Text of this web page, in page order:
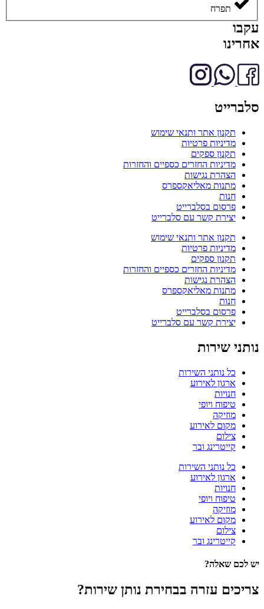
תפרח
עקבו
אחרינו
סלברייט
תקנון אתר ותנאי שימוש
מדיניות פרטיות
תקנון ספקים
מדיניות החזרים כספיים והחזרות
הצהרת נגישות
מתנות מאליאקספרס
חנות
פרסום בסלברייט
יצירת קשר עם סלברייט
תקנון אתר ותנאי שימוש
מדיניות פרטיות
תקנון ספקים
מדיניות החזרים כספיים והחזרות
הצהרת נגישות
מתנות מאליאקספרס
חנות
פרסום בסלברייט
יצירת קשר עם סלברייט
נותני שירות
כל נותני השירות
ארגון לאירוע
חנויות
טיפוח ויופי
מוזיקה
מקום לאירוע
צילום
קייטרינג ובר
כל נותני השירות
ארגון לאירוע
חנויות
טיפוח ויופי
מוזיקה
מקום לאירוע
צילום
קייטרינג ובר
יש לכם שאלה?
צריכים עזרה בבחירת נותן שירות?